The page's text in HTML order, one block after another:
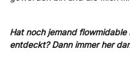
Hat noch jemand flowmidable
entdeckt? Dann immer her